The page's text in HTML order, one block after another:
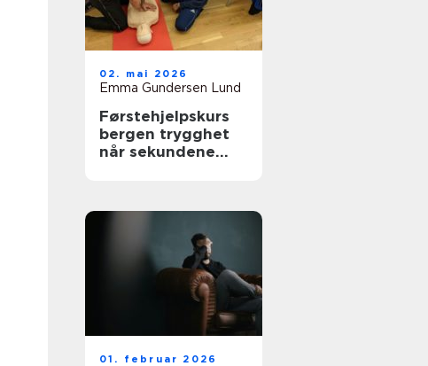
02. mai 2026
Emma Gundersen Lund
Førstehjelpskurs
bergen trygghet
når sekundene
01. februar 2026